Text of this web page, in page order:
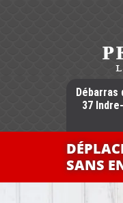
Débarras
37
SANS